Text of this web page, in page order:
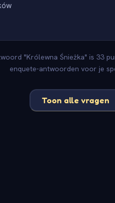
"Królewna Śnieżka" is 33
enquete-antwoorden voor je
Toon alle vragen